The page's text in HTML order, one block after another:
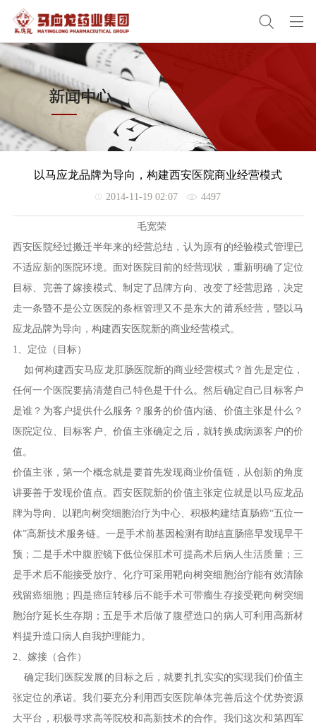
以马应龙品牌为导向，构建西安医院商业经营模式
2014-11-19 02:07 4497
毛宽荣
西安医院经过搬迁半年来的经营总结，认为原有的经验模式管理已
不适应新的医院环境。面对医院目前的经营现状，重新明确了定位
目标、完善了嫁接模式、制定了品牌方向、改变了经营思路，决定
走一条暨不是公立医院的条框管理又不是东大的莆系经营，暨以马
应龙品牌为导向，构建西安医院新的商业经营模式。
1、定位（目标）
如何构建西安马应龙肛肠医院新的商业经营模式？首先是定位，
任何一个医院要搞清楚自己特色是干什么。然后确定自己目标客户
是谁？为客户提供什么服务？服务的价值内涵、价值主张是什么？
医院定位、目标客户、价值主张确定之后，就转换成病源客户的价
值。
价值主张，第一个概念就是要首先发现商业价值链，从创新的角度
讲要善于发现价值点。西安医院新的价值主张定位就是以马应龙品
牌为导向、以靶向树突细胞治疗为中心、积极构建结直肠癌“五位一
体”高新技术服务链。一是手术前基因检测有助结直肠癌早发现早干
预；二是手术中腹腔镜下低位保肛术可提高术后病人生活质量；三
是手术后不能接受放疗、化疗可采用靶向树突细胞治疗能有效清除
残留癌细胞；四是癌症转移后不能手术可带瘤生存接受靶向树突细
胞治疗延长生存期；五是手术后做了腹壁造口的病人可利用高新材
料提升造口病人自我护理能力。
2、嫁接（合作）
确定我们医院发展的目标之后，就要扎扎实实的实现我们价值主
张定位的承诺。我们要充分利用西安医院单体完善后这个优势资源
大平台，积极寻求高等院校和高新技术的合作。我们这次和第四军